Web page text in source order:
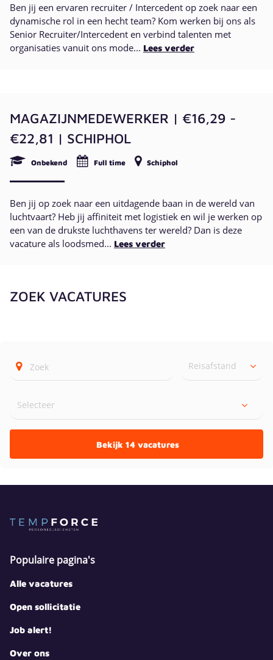
Ben jij een ervaren recruiter / Intercedent op zoek naar een
dynamische rol in een hecht team? Kom werken bij ons als
Senior Recruiter/Intercedent en verbind talenten met
organisaties vanuit ons mode... Lees verder
MAGAZIJNMEDEWERKER | €16,29 -
€22,81 | SCHIPHOL
Onbekend Full time Schiphol
Ben jij op zoek naar een uitdagende baan in de wereld van
luchtvaart? Heb jij affiniteit met logistiek en wil je werken op
een van de drukste luchthavens ter wereld? Dan is deze
vacature als loodsmed... Lees verder
ZOEK VACATURES
Reisafstand
Bekijk 14 vacatures
Populaire pagina's
Alle vacatures
Open sollicitatie
Job alert!
Over ons